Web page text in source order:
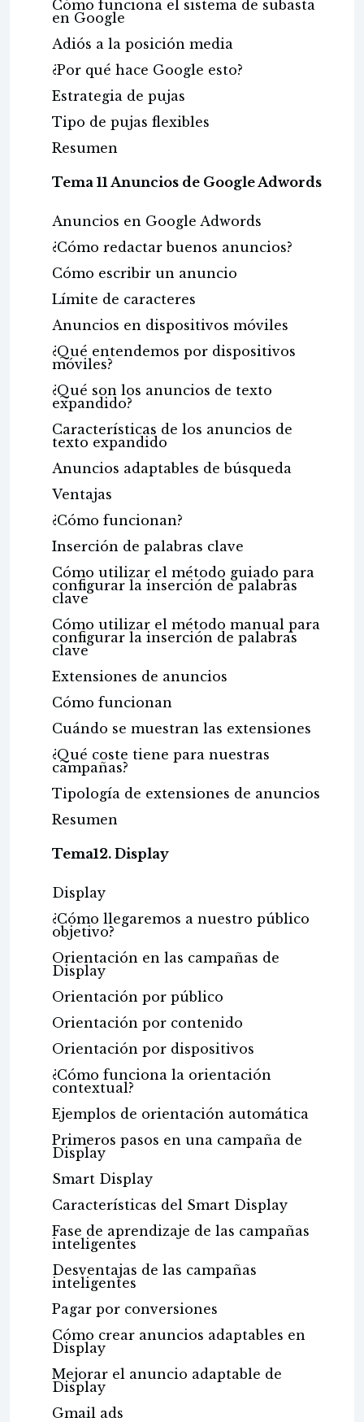
Cómo funciona el sistema de subasta
en Google
Adiós a la posición media
¿Por qué hace Google esto?
Estrategia de pujas
Tipo de pujas flexibles
Resumen
Tema 11 Anuncios de Google Adwords
Anuncios en Google Adwords
¿Cómo redactar buenos anuncios?
Cómo escribir un anuncio
Límite de caracteres
Anuncios en dispositivos móviles
¿Qué entendemos por dispositivos
móviles?
¿Qué son los anuncios de texto
expandido?
Características de los anuncios de
texto expandido
Anuncios adaptables de búsqueda
Ventajas
¿Cómo funcionan?
Inserción de palabras clave
Cómo utilizar el método guiado para
configurar la inserción de palabras
clave
Cómo utilizar el método manual para
configurar la inserción de palabras
clave
Extensiones de anuncios
Cómo funcionan
Cuándo se muestran las extensiones
¿Qué coste tiene para nuestras
campañas?
Tipología de extensiones de anuncios
Resumen
Tema12. Display
Display
¿Cómo llegaremos a nuestro público
objetivo?
Orientación en las campañas de
Display
Orientación por público
Orientación por contenido
Orientación por dispositivos
¿Cómo funciona la orientación
contextual?
Ejemplos de orientación automática
Primeros pasos en una campaña de
Display
Smart Display
Características del Smart Display
Fase de aprendizaje de las campañas
inteligentes
Desventajas de las campañas
inteligentes
Pagar por conversiones
Cómo crear anuncios adaptables en
Display
Mejorar el anuncio adaptable de
Display
Gmail ads